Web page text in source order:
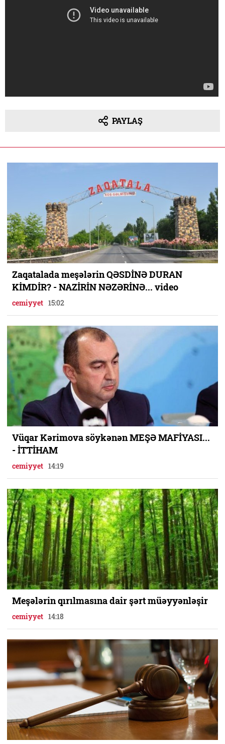
PAYLAŞ
Zaqatalada meşələrin QƏSDİNƏ DURAN
KİMDİR? - NAZİRİN NƏZƏRİNƏ... video
cemiyyet 15:02
Vüqar Kərimova söykənən MEŞƏ MAFİYASI...
- İTTİHAM
cemiyyet 14:19
Meşələrin qırılmasına dair şərt müəyyənləşir
cemiyyet 14:18